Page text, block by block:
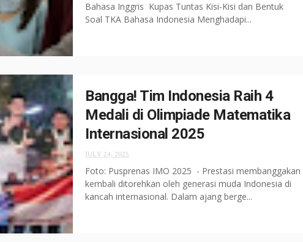
Bahasa Inggris Kupas Tuntas Kisi-Kisi dan Bentuk
Soal TKA Bahasa Indonesia Menghadapi...
Bangga! Tim Indonesia Raih 4
Medali di Olimpiade Matematika
Internasional 2025
JULY 24, 2025
Foto: Pusprenas IMO 2025 - Prestasi membanggakan
kembali ditorehkan oleh generasi muda Indonesia di
kancah internasional. Dalam ajang berge...